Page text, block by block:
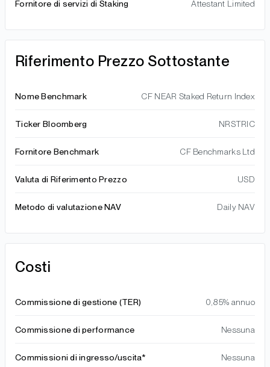
Fornitore di servizi di Staking Attestant Limited
Riferimento Prezzo Sottostante
Nome Benchmark CF NEAR Staked Return Index
Ticker Bloomberg NRSTRIC
Fornitore Benchmark CF Benchmarks Ltd
Valuta di Riferimento Prezzo USD
Metodo di valutazione NAV Daily NAV
Costi
Commissione di gestione (TER) 0,85% annuo
Commissione di performance Nessuna
Commissioni di ingresso/uscita* Nessuna